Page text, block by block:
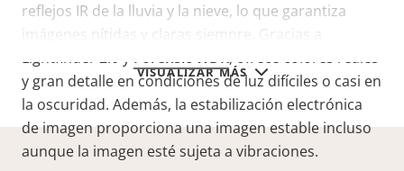
VISUALIZAR MÁS
reflejos IR de la lluvia y la nieve, lo que garantiza
imágenes nítidas y claras siempre. Gracias a
Lightfinder 2.0 y Forensic WDR, ofrece colores reales
y gran detalle en condiciones de luz difíciles o casi en
la oscuridad. Además, la estabilización electrónica
de imagen proporciona una imagen estable incluso
aunque la imagen esté sujeta a vibraciones.